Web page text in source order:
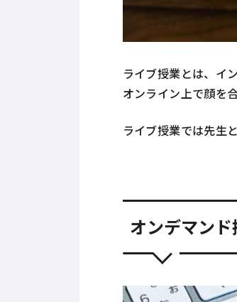
ライブ授業とは、イ
オンライン上で顔を
ライブ授業では先生
オンデマン